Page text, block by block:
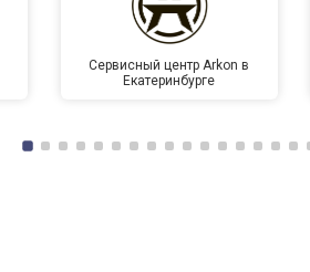
Сервисный центр Arkon в
Екатеринбурге